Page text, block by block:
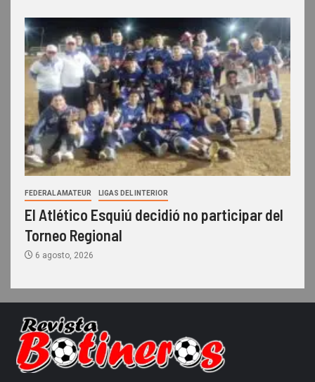
FEDERAL AMATEUR LIGAS DEL INTERIOR
El Atlético Esquiú decidió no participar del
Torneo Regional
6 agosto, 2026